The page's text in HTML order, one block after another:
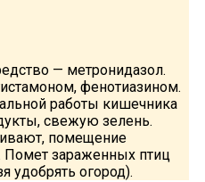
— метронидазол.
фенотиазином.
работы кишечника
свежую зелень.
помещение
Помет зараженных птиц
удобрять огород).